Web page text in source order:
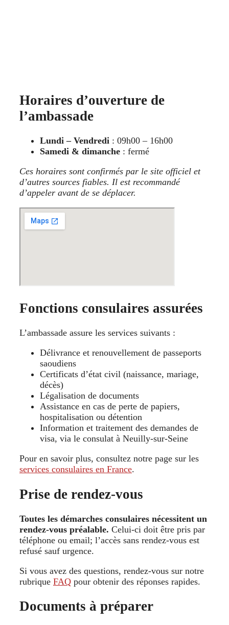
Horaires d’ouverture de
l’ambassade
Lundi – Vendredi : 09h00 – 16h00
Samedi & dimanche : fermé
Ces horaires sont confirmés par le site officiel et
d’autres sources fiables. Il est recommandé
d’appeler avant de se déplacer.
Fonctions consulaires assurées
L’ambassade assure les services suivants :
Délivrance et renouvellement de passeports
saoudiens
Certificats d’état civil (naissance, mariage,
décès)
Légalisation de documents
Assistance en cas de perte de papiers,
hospitalisation ou détention
Information et traitement des demandes de
visa, via le consulat à Neuilly-sur-Seine
Pour en savoir plus, consultez notre page sur les
services consulaires en France.
Prise de rendez-vous
Toutes les démarches consulaires nécessitent un
rendez-vous préalable. Celui-ci doit être pris par
téléphone ou email; l’accès sans rendez-vous est
refusé sauf urgence.
Si vous avez des questions, rendez-vous sur notre
rubrique FAQ pour obtenir des réponses rapides.
Documents à préparer